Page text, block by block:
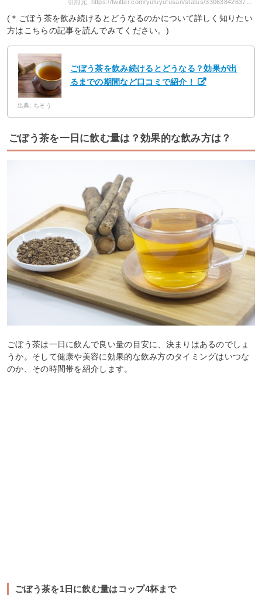
(＊ごぼう茶を飲み続けるとどうなるのかについて詳しく知りたい
方はこちらの記事を読んでみてください。)
ごぼう茶を飲み続けるとどうなる？効果が出
るまでの期間など口コミで紹介！
出典: ちそう
ごぼう茶を一日に飲む量は？効果的な飲み方は？
ごぼう茶は一日に飲んで良い量の目安に、決まりはあるのでしょ
うか。そして健康や美容に効果的な飲み方のタイミングはいつな
のか、その時間帯を紹介します。
ごぼう茶を1日に飲む量はコップ4杯まで